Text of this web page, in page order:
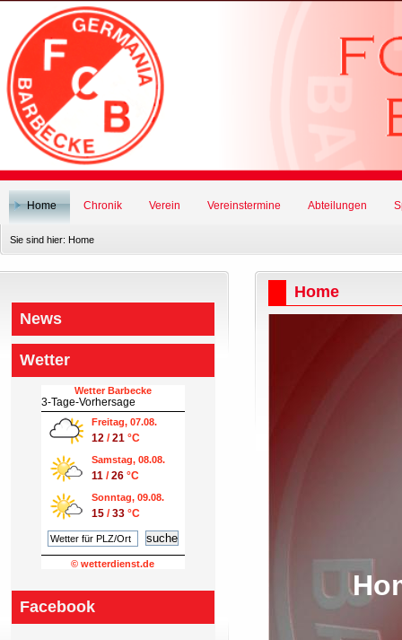
Home Chronik Verein Vereinstermine Abteilungen
Sie sind hier: Home
News
Wetter
Wetter Barbecke
3-Tage-Vorhersage
Freitag, 07.08.
12 /21 °C
Samstag, 08.08.
11 /26°C
Sonntag, 09.08.
15/33°C
© wetterdienst.de
Facebook
Home